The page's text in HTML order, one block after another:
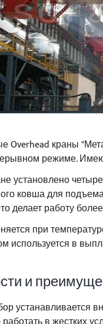
краны
режиме.
установлено
ковша для
делает работу
при
используется в
и
устанавливается